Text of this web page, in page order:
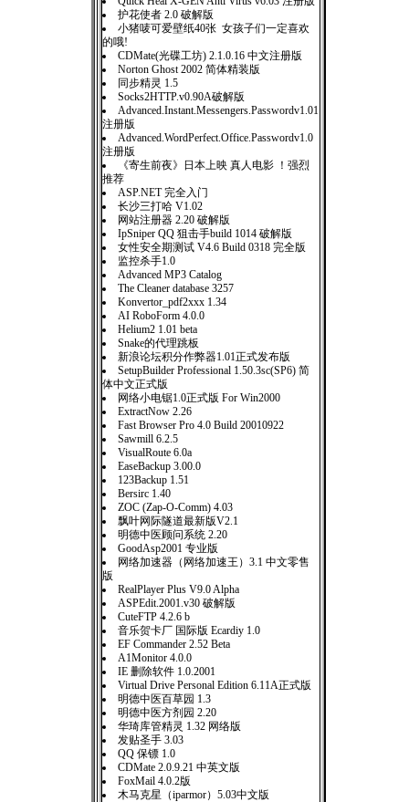
护花使者 2.0 破解版
小猪唛可爱壁纸40张 女孩子们一定喜欢
的哦!
CDMate(光碟工坊) 2.1.0.16 中文注册版
Norton Ghost 2002 简体精装版
同步精灵 1.5
Socks2HTTP.v0.90A破解版
Advanced.Instant.Messengers.Passwordv1.01
注册版
Advanced.WordPerfect.Office.Passwordv1.0
注册版
《寄生前夜》日本上映 真人电影 ！强烈
推荐
ASP.NET 完全入门
长沙三打哈 V1.02
网站注册器 2.20 破解版
IpSniper QQ 狙击手build 1014 破解版
女性安全期测试 V4.6 Build 0318 完全版
监控杀手1.0
Advanced MP3 Catalog
The Cleaner database 3257
Konvertor_pdf2xxx 1.34
AI RoboForm 4.0.0
Helium2 1.01 beta
Snake的代理跳板
新浪论坛积分作弊器1.01正式发布版
SetupBuilder Professional 1.50.3sc(SP6) 简
体中文正式版
网络小电锯1.0正式版 For Win2000
ExtractNow 2.26
Fast Browser Pro 4.0 Build 20010922
Sawmill 6.2.5
VisualRoute 6.0a
EaseBackup 3.00.0
123Backup 1.51
Bersirc 1.40
ZOC (Zap-O-Comm) 4.03
飘叶网际隧道最新版V2.1
明德中医顾问系统 2.20
GoodAsp2001 专业版
网络加速器（网络加速王）3.1 中文零售
版
RealPlayer Plus V9.0 Alpha
ASPEdit.2001.v30 破解版
CuteFTP 4.2.6 b
音乐贺卡厂 国际版 Ecardiy 1.0
EF Commander 2.52 Beta
A1Monitor 4.0.0
IE 删除软件 1.0.2001
Virtual Drive Personal Edition 6.11A正式版
明德中医百草园 1.3
明德中医方剂园 2.20
华琦库管精灵 1.32 网络版
发贴圣手 3.03
QQ 保镖 1.0
CDMate 2.0.9.21 中英文版
FoxMail 4.0.2版
木马克星（iparmor）5.03中文版